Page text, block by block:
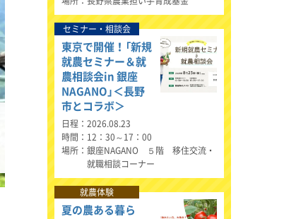
セミナー・相談会
東京で開催！「新規
就農セミナー＆就
農相談会in 銀座
NAGANO」＜長野
市とコラボ＞
日程
2026.08.23
時間
12：30～17：00
場所
銀座NAGANO ５階 移住交流・
就職相談コーナー
就農体験
夏の農ある暮ら